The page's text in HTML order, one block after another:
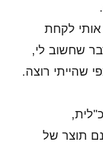
לקחת
שחשוב לי,
שהייתי רוצה.
תוצר של